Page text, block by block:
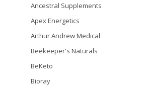
Ancestral Supplements
Apex Energetics
Arthur Andrew Medical
Beekeeper's Naturals
BeKeto
Bioray